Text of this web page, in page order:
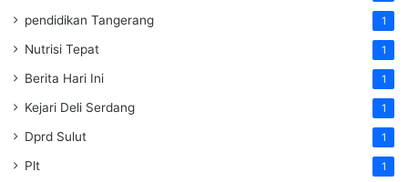
pendidikan Tangerang 1
Nutrisi Tepat 1
Berita Hari Ini 1
Kejari Deli Serdang 1
Dprd Sulut 1
Plt 1